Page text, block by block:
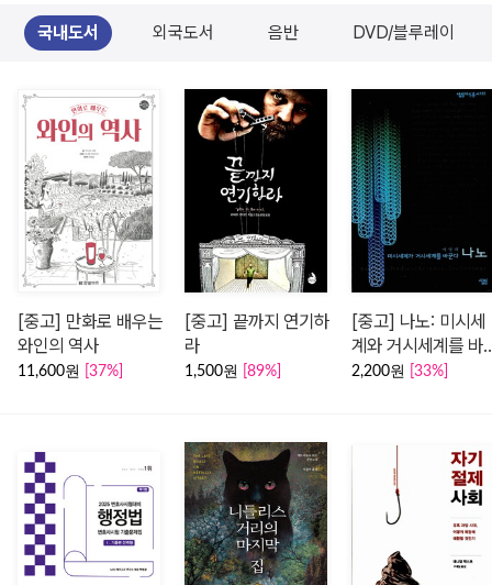
국내도서 외국도서 음반 DVD/블루레이
[중고] 만화로 배우는
와인의 역사
11,600원 [37%]
[중고] 끝까지 연기하
라
1,500원 [89%]
[중고] 나노: 미시세
계와 거시세계를 바
다
2,200원 [33%]